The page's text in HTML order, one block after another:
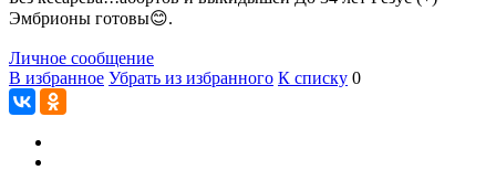
Эмбрионы готовы😊.
Личное сообщение
В избранное Убрать из избранного К списку 0